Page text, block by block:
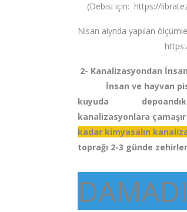
(Debisi için: https://
Nisan aiynda yapılan
https://
2-
İnsan ve hayvan pislği
kuyuda depoandıktan
kanalizasyonlara
kadar kimyasalın
toprağı 2-3 günde